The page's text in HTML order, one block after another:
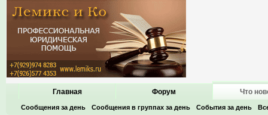
Главная Форум Что
Сообщения за день Сообщения в группах за день События за день